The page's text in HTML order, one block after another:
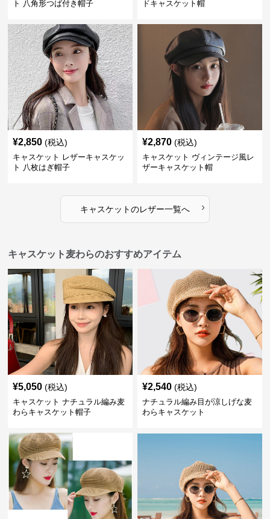
ト 八角形つば付き帽子
ドキャスケット帽
¥2,850 (税込)
キャスケット レザーキャスケッ
ト 八枚はぎ帽子
¥2,870 (税込)
キャスケット ヴィンテージ風レ
ザーキャスケット帽
キャスケットのレザー一覧へ ›
キャスケット麦わらのおすすめアイテム
¥5,050 (税込)
キャスケット ナチュラル編み麦
わらキャスケット帽子
¥2,540 (税込)
ナチュラル編み目が涼しげな麦
わらキャスケット